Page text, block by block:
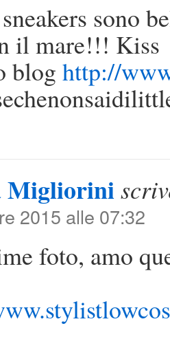
sono
il mare!!! Kiss
blog http://
Migliorini
2015 alle 07:32
foto, amo